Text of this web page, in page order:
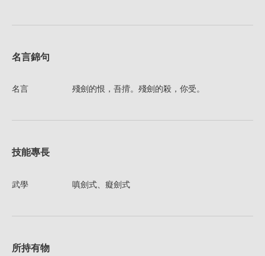
名言錦句
名言 殘劍的恨，吾揹。殘劍的殺，你受。
技能專長
武學 嗔劍式、癡劍式
所持有物